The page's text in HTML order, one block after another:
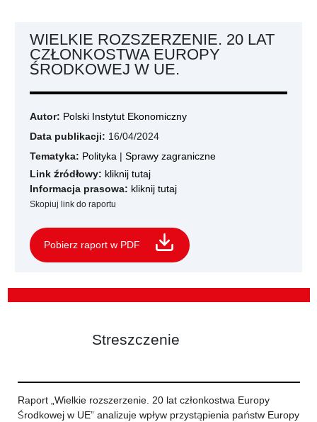
WIELKIE ROZSZERZENIE. 20 LAT
CZŁONKOSTWA EUROPY
ŚRODKOWEJ W UE.
Autor: Polski Instytut Ekonomiczny
Data publikacji: 16/04/2024
Tematyka: Polityka | Sprawy zagraniczne
Link źródłowy: kliknij tutaj
Informacja prasowa: kliknij tutaj
Skopiuj link do raportu
Pobierz raport w PDF
Streszczenie
Raport „Wielkie rozszerzenie. 20 lat członkostwa Europy
Środkowej w UE” analizuje wpływ przystąpienia państw Europy